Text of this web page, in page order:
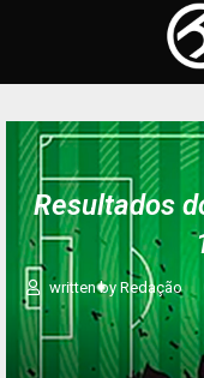
Resultados
written by Redação